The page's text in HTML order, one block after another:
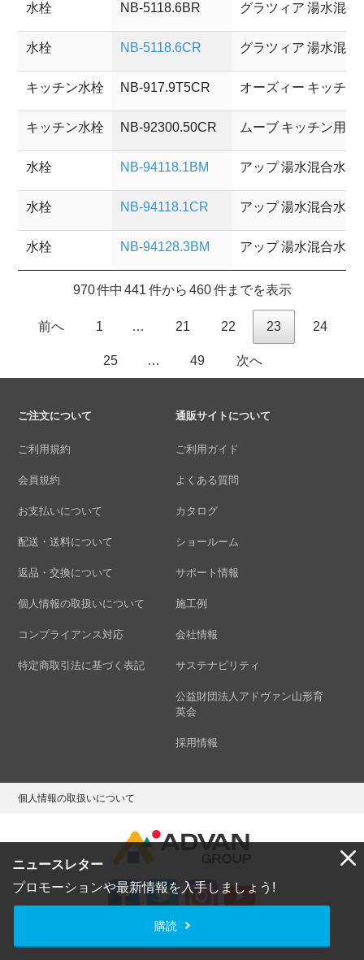
ニュースレター
プロモーションや最新情報を入手しましょう!
購読
水栓 NB-5118.6BR グラツィア 湯水混
水栓 NB-5118.6CR グラツィア 湯水混
キッチン水栓 NB-917.9T5CR オーズィー キッチ
キッチン水栓 NB-92300.50CR ムーブ キッチン用
水栓 NB-94118.1BM アップ 湯水混合水
水栓 NB-94118.1CR アップ 湯水混合水
水栓 NB-94128.3BM アップ 湯水混合水
970 件中 441 件から 460 件までを表示
前へ 1 … 21 22 23 24
25 … 49 次へ
ご注文について
ご利用規約
会員規約
お支払いについて
配送・送料について
返品・交換について
個人情報の取扱いについて
コンプライアンス対応
特定商取引法に基づく表記
通販サイトについて
ご利用ガイド
よくある質問
カタログ
ショールーム
サポート情報
施工例
会社情報
サステナビリティ
公益財団法人アドヴァン山形育
英会
採用情報
個人情報の取扱いについて